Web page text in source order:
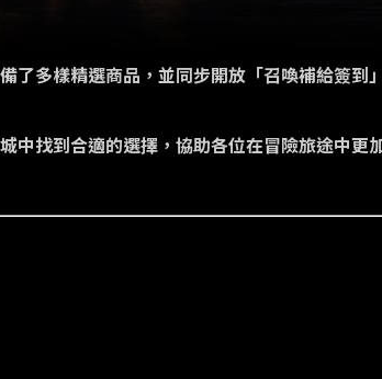
了多樣精選商品，並同步開放「召喚補給簽
找到合適的選擇，協助各位在冒險旅途中更